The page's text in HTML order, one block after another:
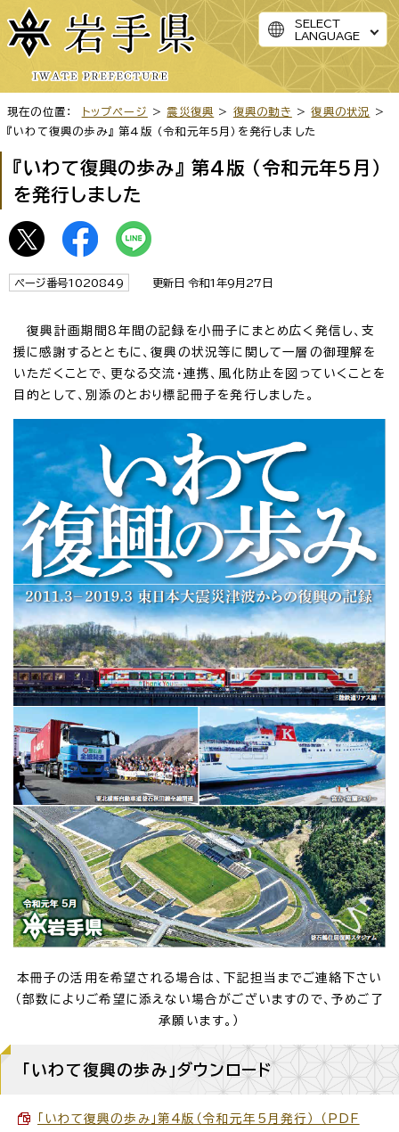
SELECT
LANGUAGE
現在の位置： トップページ > 震災復興 > 復興の動き >復興の状況
>
『いわて復興の歩み』 第4版 （令和元年5月）を発行しました
『いわて復興の歩み』 第4版 （令和元年5月）
を発行しました
ページ番号1020849 更新日 令和1年9月27日
復興計画期間8年間の記録を小冊子にまとめ広く発信し、支
援に感謝するとともに、復興の状況等に関して一層の御理解を
いただくことで、更なる交流・連携、風化防止を図っていくことを
目的として、別添のとおり標記冊子を発行しました。
本冊子の活用を希望される場合は、下記担当までご連絡下さい
（部数によりご希望に添えない場合がございますので、予めご了
承願います。）
「いわて復興の歩み」ダウンロード
「いわて復興の歩み」第4版（令和元年5月発行） （PDF